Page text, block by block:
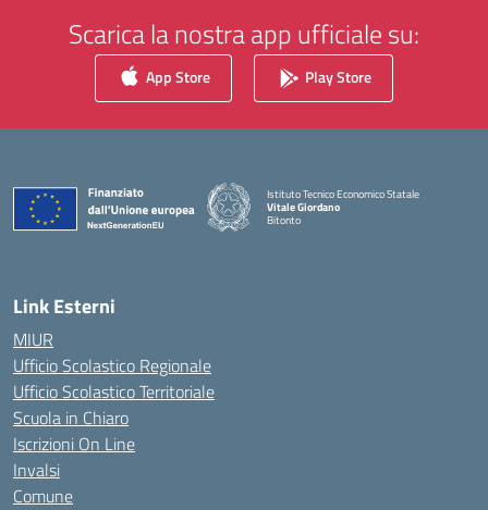
Scarica la nostra app ufficiale su:
App Store Play Store
Istituto Tecnico Economico Statale
Vitale Giordano
Bitonto
Link Esterni
MIUR
Ufficio Scolastico Regionale
Ufficio Scolastico Territoriale
Scuola in Chiaro
Iscrizioni On Line
Invalsi
Comune